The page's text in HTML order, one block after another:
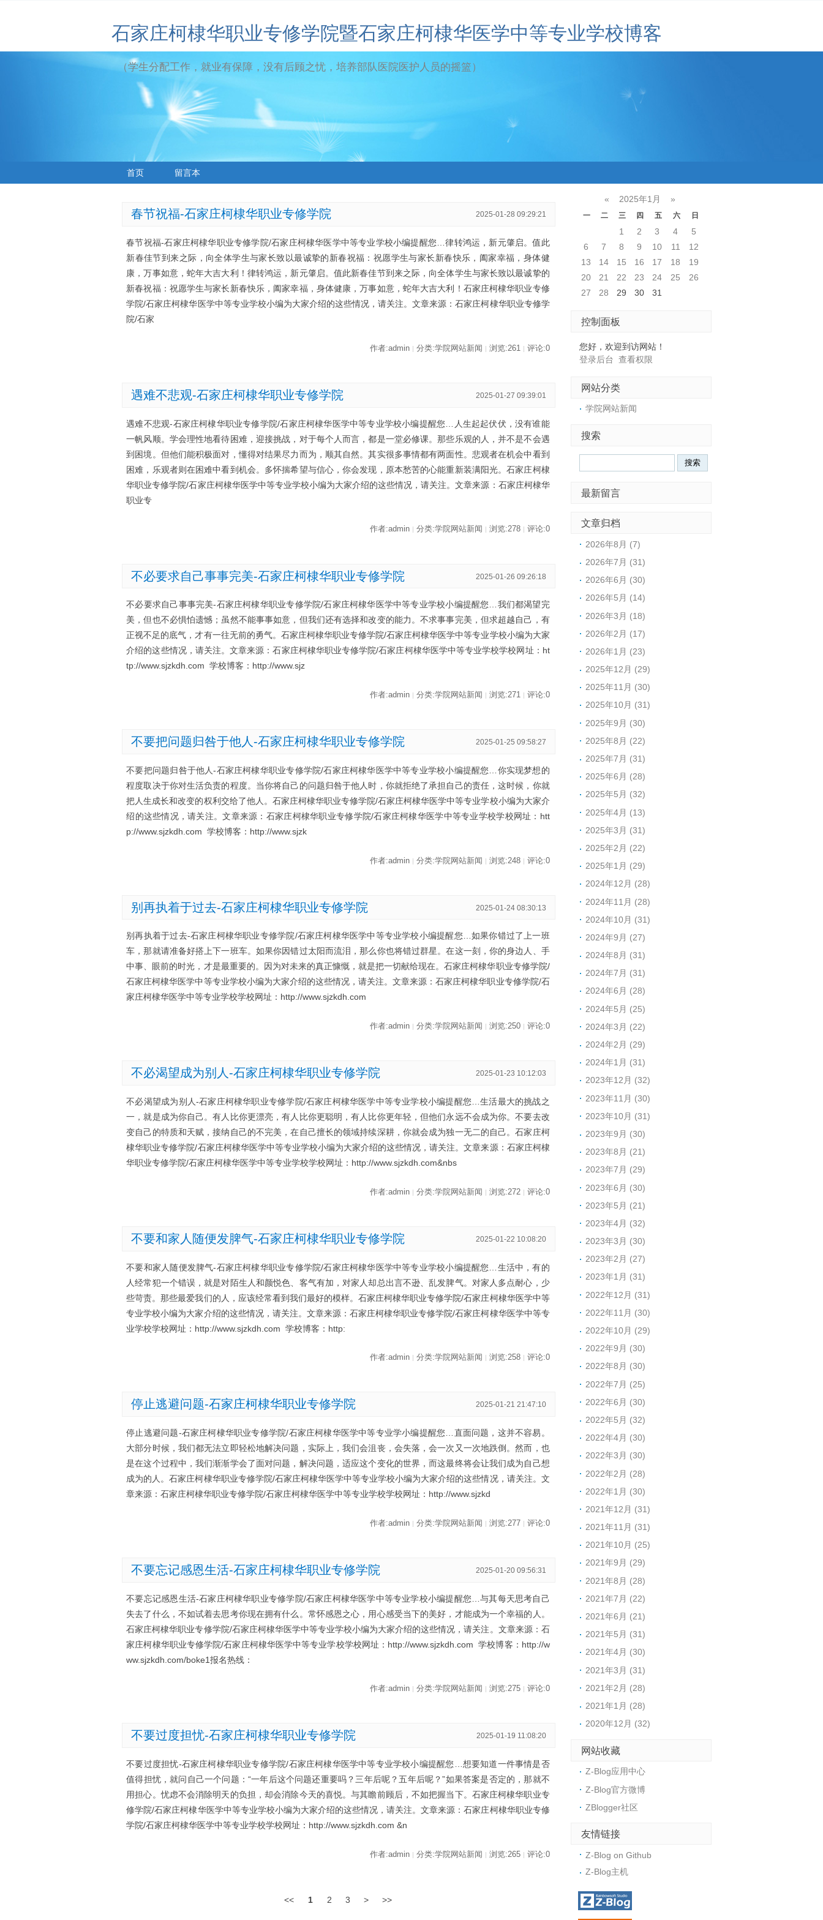
石家庄柯棣华职业专修学院暨石家庄柯棣华医学中等专业学校博客
（学生分配工作，就业有保障，没有后顾之忧，培养部队医院医护人员的摇篮）
首页 留言本
春节祝福-石家庄柯棣华职业专修学院 2025-01-28 09:29:21
春节祝福-石家庄柯棣华职业专修学院/石家庄柯棣华医学中等专业学校小编提醒您…律转鸿运，新元肇启。值此
新春佳节到来之际，向全体学生与家长致以最诚挚的新春祝福：祝愿学生与家长新春快乐，阖家幸福，身体健
康，万事如意，蛇年大吉大利！律转鸿运，新元肇启。值此新春佳节到来之际，向全体学生与家长致以最诚挚的
新春祝福：祝愿学生与家长新春快乐，阖家幸福，身体健康，万事如意，蛇年大吉大利！石家庄柯棣华职业专修
学院/石家庄柯棣华医学中等专业学校小编为大家介绍的这些情况，请关注。文章来源：石家庄柯棣华职业专修学
院/石家
作者:admin | 分类:学院网站新闻 | 浏览:261 | 评论:0
遇难不悲观-石家庄柯棣华职业专修学院 2025-01-27 09:39:01
遇难不悲观-石家庄柯棣华职业专修学院/石家庄柯棣华医学中等专业学校小编提醒您…人生起起伏伏，没有谁能
一帆风顺。学会理性地看待困难，迎接挑战，对于每个人而言，都是一堂必修课。那些乐观的人，并不是不会遇
到困境。但他们能积极面对，懂得对结果尽力而为，顺其自然。其实很多事情都有两面性。悲观者在机会中看到
困难，乐观者则在困难中看到机会。多怀揣希望与信心，你会发现，原本愁苦的心能重新装满阳光。石家庄柯棣
华职业专修学院/石家庄柯棣华医学中等专业学校小编为大家介绍的这些情况，请关注。文章来源：石家庄柯棣华
职业专
作者:admin 分类:学院网站新闻 浏览:278 评论:0
不必要求自己事事完美-石家庄柯棣华职业专修学院 2025-01-26 09:26:18
不必要求自己事事完美-石家庄柯棣华职业专修学院/石家庄柯棣华医学中等专业学校小编提醒您…我们都渴望完
美，但也不必惧怕遗憾；虽然不能事事如意，但我们还有选择和改变的能力。不求事事完美，但求超越自己，有
正视不足的底气，才有一往无前的勇气。石家庄柯棣华职业专修学院/石家庄柯棣华医学中等专业学校小编为大家
介绍的这些情况，请关注。文章来源：石家庄柯棣华职业专修学院/石家庄柯棣华医学中等专业学校学校网址：ht
tp://www.sjzkdh.com 学校博客：http://www.sjz
作者:admin | 分类:学院网站新闻 | 浏览:271 | 评论:0
不要把问题归咎于他人-石家庄柯棣华职业专修学院 2025-01-25 09:58:27
不要把问题归咎于他人-石家庄柯棣华职业专修学院/石家庄柯棣华医学中等专业学校小编提醒您…你实现梦想的
程度取决于你对生活负责的程度。当你将自己的问题归咎于他人时，你就拒绝了承担自己的责任，这时候，你就
把人生成长和改变的权利交给了他人。石家庄柯棣华职业专修学院/石家庄柯棣华医学中等专业学校小编为大家介
绍的这些情况，请关注。文章来源：石家庄柯棣华职业专修学院/石家庄柯棣华医学中等专业学校学校网址：htt
p://www.sjzkdh.com 学校博客：http://www.sjzk
作者:admin | 分类:学院网站新闻 | 浏览:248 | 评论:0
别再执着于过去-石家庄柯棣华职业专修学院 2025-01-24 08:30:13
别再执着于过去-石家庄柯棣华职业专修学院/石家庄柯棣华医学中等专业学校小编提醒您…如果你错过了上一班
车，那就请准备好搭上下一班车。如果你因错过太阳而流泪，那么你也将错过群星。在这一刻，你的身边人、手
中事、眼前的时光，才是最重要的。因为对未来的真正慷慨，就是把一切献给现在。石家庄柯棣华职业专修学院/
石家庄柯棣华医学中等专业学校小编为大家介绍的这些情况，请关注。文章来源：石家庄柯棣华职业专修学院/石
家庄柯棣华医学中等专业学校学校网址：http://www.sjzkdh.com
作者:admin | 分类:学院网站新闻 | 浏览:250 | 评论:0
不必渴望成为别人-石家庄柯棣华职业专修学院 2025-01-23 10:12:03
不必渴望成为别人-石家庄柯棣华职业专修学院/石家庄柯棣华医学中等专业学校小编提醒您…生活最大的挑战之
一，就是成为你自己。有人比你更漂亮，有人比你更聪明，有人比你更年轻，但他们永远不会成为你。不要去改
变自己的特质和天赋，接纳自己的不完美，在自己擅长的领域持续深耕，你就会成为独一无二的自己。石家庄柯
棣华职业专修学院/石家庄柯棣华医学中等专业学校小编为大家介绍的这些情况，请关注。文章来源：石家庄柯棣
华职业专修学院/石家庄柯棣华医学中等专业学校学校网址：http://www.sjzkdh.com&nbs
作者:admin | 分类:学院网站新闻 | 浏览:272 | 评论:0
不要和家人随便发脾气-石家庄柯棣华职业专修学院 2025-01-22 10:08:20
不要和家人随便发脾气-石家庄柯棣华职业专修学院/石家庄柯棣华医学中等专业学校小编提醒您…生活中，有的
人经常犯一个错误，就是对陌生人和颜悦色、客气有加，对家人却总出言不逊、乱发脾气。对家人多点耐心，少
些苛责。那些最爱我们的人，应该经常看到我们最好的模样。石家庄柯棣华职业专修学院/石家庄柯棣华医学中等
专业学校小编为大家介绍的这些情况，请关注。文章来源：石家庄柯棣华职业专修学院/石家庄柯棣华医学中等专
业学校学校网址：http://www.sjzkdh.com 学校博客：http:
作者:admin | 分类:学院网站新闻 | 浏览:258 | 评论:0
停止逃避问题-石家庄柯棣华职业专修学院 2025-01-21 21:47:10
停止逃避问题-石家庄柯棣华职业专修学院/石家庄柯棣华医学中等专业学小编提醒您…直面问题，这并不容易。
大部分时候，我们都无法立即轻松地解决问题，实际上，我们会沮丧，会失落，会一次又一次地跌倒。然而，也
是在这个过程中，我们渐渐学会了面对问题，解决问题，适应这个变化的世界，而这最终将会让我们成为自己想
成为的人。石家庄柯棣华职业专修学院/石家庄柯棣华医学中等专业学校小编为大家介绍的这些情况，请关注。文
章来源：石家庄柯棣华职业专修学院/石家庄柯棣华医学中等专业学校学校网址：http://www.sjzkd
作者:admin | 分类:学院网站新闻 | 浏览:277 | 评论:0
不要忘记感恩生活-石家庄柯棣华职业专修学院 2025-01-20 09:56:31
不要忘记感恩生活-石家庄柯棣华职业专修学院/石家庄柯棣华医学中等专业学校小编提醒您…与其每天思考自己
失去了什么，不如试着去思考你现在拥有什么。常怀感恩之心，用心感受当下的美好，才能成为一个幸福的人。
石家庄柯棣华职业专修学院/石家庄柯棣华医学中等专业学校小编为大家介绍的这些情况，请关注。文章来源：石
家庄柯棣华职业专修学院/石家庄柯棣华医学中等专业学校学校网址：http://www.sjzkdh.com 学校博客：http://w
ww.sjzkdh.com/boke1报名热线：
作者:admin | 分类:学院网站新闻 | 浏览:275 | 评论:0
不要过度担忧-石家庄柯棣华职业专修学院 2025-01-19 11:08:20
不要过度担忧-石家庄柯棣华职业专修学院/石家庄柯棣华医学中等专业学校小编提醒您…想要知道一件事情是否
值得担忧，就问自己一个问题：“一年后这个问题还重要吗？三年后呢？五年后呢？”如果答案是否定的，那就不
用担心。忧虑不会消除明天的负担，却会消除今天的喜悦。与其瞻前顾后，不如把握当下。石家庄柯棣华职业专
修学院/石家庄柯棣华医学中等专业学校小编为大家介绍的这些情况，请关注。文章来源：石家庄柯棣华职业专修
学院/石家庄柯棣华医学中等专业学校学校网址：http://www.sjzkdh.com &n
作者:admin | 分类:学院网站新闻 | 浏览:265 | 评论:0
<< 1 2 3 > >>
« 2025年1月 »
一 二 三 四 五 六 日
1 2 3 4
5
6
7 8 9 10 11
12
13
14 15 16 17 18
19
20
21 22 23 24 25
26
27
28 29 30 31
控制面板
您好，欢迎到访网站！
登录后台 查看权限
网站分类
学院网站新闻
搜索
最新留言
文章归档
2026年8月 (7)
2026年7月 (31)
2026年6月 (30)
2026年5月 (14)
2026年3月 (18)
2026年2月 (17)
2026年1月 (23)
2025年12月 (29)
2025年11月 (30)
2025年10月 (31)
2025年9月 (30)
2025年8月 (22)
2025年7月 (31)
2025年6月 (28)
2025年5月 (32)
2025年4月 (13)
2025年3月 (31)
2025年2月 (22)
2025年1月 (29)
2024年12月 (28)
2024年11月 (28)
2024年10月 (31)
2024年9月 (27)
2024年8月 (31)
2024年7月 (31)
2024年6月 (28)
2024年5月 (25)
2024年3月 (22)
2024年2月 (29)
2024年1月 (31)
2023年12月 (32)
2023年11月 (30)
2023年10月 (31)
2023年9月 (30)
2023年8月 (21)
2023年7月 (29)
2023年6月 (30)
2023年5月 (21)
2023年4月 (32)
2023年3月 (30)
2023年2月 (27)
2023年1月 (31)
2022年12月 (31)
2022年11月 (30)
2022年10月 (29)
2022年9月 (30)
2022年8月 (30)
2022年7月 (25)
2022年6月 (30)
2022年5月 (32)
2022年4月 (30)
2022年3月 (30)
2022年2月 (28)
2022年1月 (30)
2021年12月 (31)
2021年11月 (31)
2021年10月 (25)
2021年9月 (29)
2021年8月 (28)
2021年7月 (22)
2021年6月 (21)
2021年5月 (31)
2021年4月 (30)
2021年3月 (31)
2021年2月 (28)
2021年1月 (28)
2020年12月 (32)
网站收藏
Z-Blog应用中心
Z-Blog官方微博
ZBlogger社区
友情链接
Z-Blog on Github
Z-Blog主机